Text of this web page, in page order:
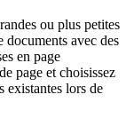
ou plus petites
documents avec des
en page
page et choisissez
existantes lors de